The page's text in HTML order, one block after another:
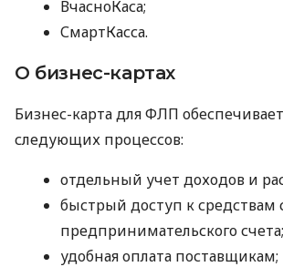
ВчасноКаса;
СмартКасса.
О бизнес-картах
Бизнес-карта для ФЛП
следующих процессов:
отдельный учет доходов и
быстрый доступ к средствам
предпринимательского счета;
удобная оплата поставщикам;